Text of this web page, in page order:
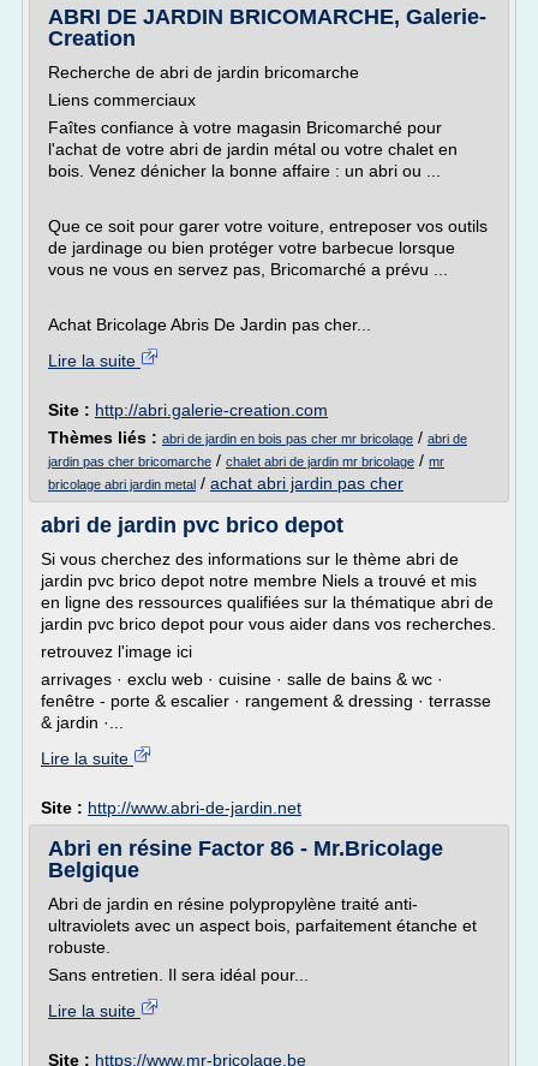
ABRI DE JARDIN BRICOMARCHE, Galerie-
Creation
Recherche de abri de jardin bricomarche
Liens commerciaux
Faîtes confiance à votre magasin Bricomarché pour
l'achat de votre abri de jardin métal ou votre chalet en
bois. Venez dénicher la bonne affaire : un abri ou ...
Que ce soit pour garer votre voiture, entreposer vos outils
de jardinage ou bien protéger votre barbecue lorsque
vous ne vous en servez pas, Bricomarché a prévu ...
Achat Bricolage Abris De Jardin pas cher...
Lire la suite
Site : http://abri.galerie-creation.com
Thèmes liés : abri de jardin en bois pas cher mr bricolage / abri de
jardin pas cher bricomarche / chalet abri de jardin mr bricolage / mr
bricolage abri jardin metal / achat abri jardin pas cher
abri de jardin pvc brico depot
Si vous cherchez des informations sur le thème abri de
jardin pvc brico depot notre membre Niels a trouvé et mis
en ligne des ressources qualifiées sur la thématique abri de
jardin pvc brico depot pour vous aider dans vos recherches.
retrouvez l'image ici
arrivages · exclu web · cuisine · salle de bains & wc ·
fenêtre - porte & escalier · rangement & dressing · terrasse
& jardin ·...
Lire la suite
Site : http://www.abri-de-jardin.net
Abri en résine Factor 86 - Mr.Bricolage
Belgique
Abri de jardin en résine polypropylène traité anti-
ultraviolets avec un aspect bois, parfaitement étanche et
robuste.
Sans entretien. Il sera idéal pour...
Lire la suite
Site : https://www.mr-bricolage.be